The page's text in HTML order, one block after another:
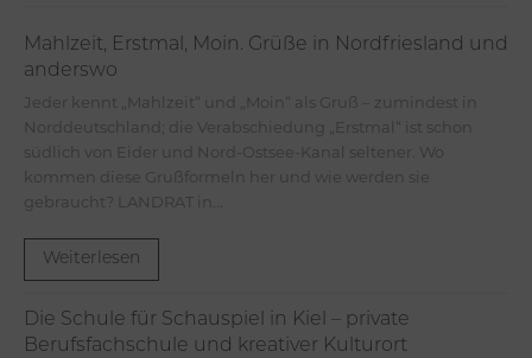
Mahlzeit, Erstmal, Moin. Grüße in Nordfriesland und
anderswo
Jeder kennt „Mahlzeit“ und „Moin“ als Gruß – zumindest in
Norddeutschland; die Verabschiedung „Erstmal“ ist schon
südlich von Eider und Nord-Ostsee-Kanal seltener. Wo
kommen diese Grußformeln her und wie werden sie
gebraucht? LANDRAT in...
Weiterlesen
Die Schule für Schauspiel in Kiel – private
Berufsfachschule und kreativer Kulturort